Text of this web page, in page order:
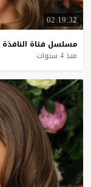
02:19:32
مسلسل فتاة النافذة
منذ 4 سنوات